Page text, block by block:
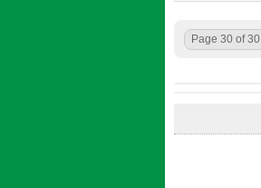
Page 30 of 30